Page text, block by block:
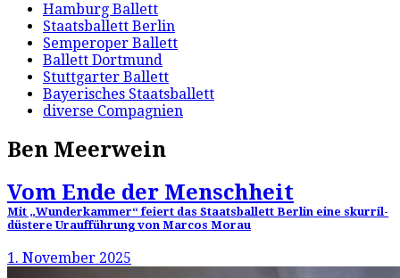
Hamburg Ballett
Staatsballett Berlin
Semperoper Ballett
Ballett Dortmund
Stuttgarter Ballett
Bayerisches Staatsballett
diverse Compagnien
Ben Meerwein
Vom Ende der Menschheit
Mit „Wunderkammer“ feiert das Staatsballett Berlin eine skurril-
düstere Uraufführung von Marcos Morau
1. November 2025